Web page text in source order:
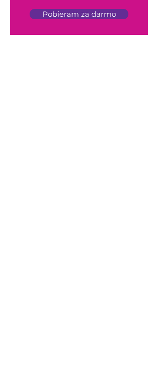
Pobieram za darmo